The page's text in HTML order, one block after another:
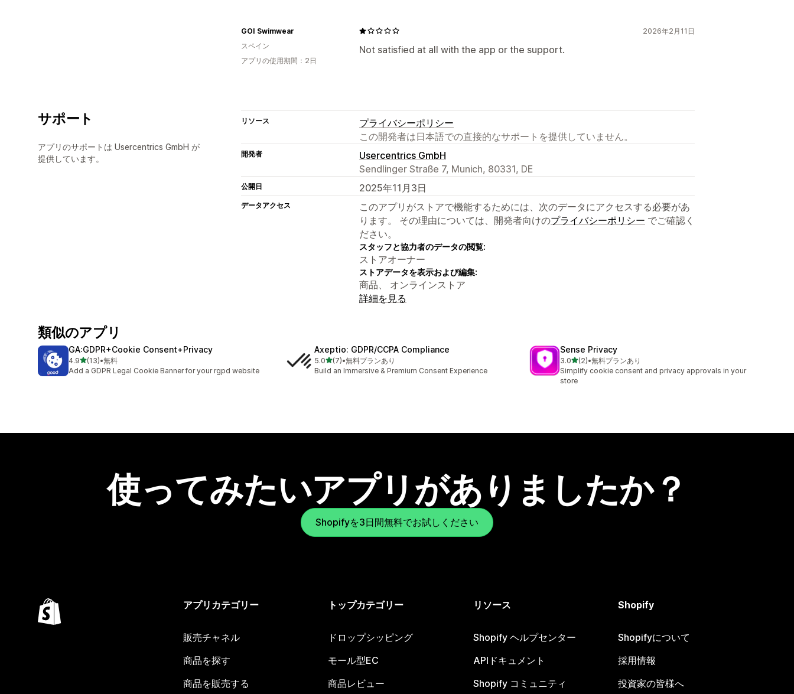
2026年2月11日
Not satisfied at all with the app or the support.
GOI Swimwear
スペイン
アプリの使用期間：2日
サポート
アプリのサポートは Usercentrics GmbH が
提供しています。
リソース
プライバシーポリシー
この開発者は日本語での直接的なサポートを提供していません。
開発者
Usercentrics GmbH
Sendlinger Straße 7, Munich, 80331, DE
公開日 2025年11月3日
データアクセス
このアプリがストアで機能するためには、次のデータにアクセスする必要があ
ります。 その理由については、開発者向けのプライバシーポリシー でご確認く
ださい。
スタッフと協力者のデータの閲覧:
ストアオーナー
ストアデータを表示および編集:
商品、 オンラインストア
詳細を見る
類似のアプリ
GA:GDPR+Cookie Consent+Privacy
4.95つ星中
(13)
合計レビュー数：13件
•無料
Add a GDPR Legal Cookie Banner for your rgpd website
Axeptio: GDPR/CCPA Compliance
5.05つ星中
(7)
合計レビュー数：7件
•無料プランあり
Build an Immersive & Premium Consent Experience
Sense Privacy
3.05つ星中
(2)
合計レビュー数：2件
•無料プランあり
Simplify cookie consent and privacy approvals in your
store
使ってみたいアプリがありましたか？
Shopifyを3日間無料でお試しください
アプリカテゴリー
販売チャネル
商品を探す
商品を販売する
トップカテゴリー
ドロップシッピング
モール型EC
商品レビュー
リソース
Shopify ヘルプセンター
APIドキュメント
Shopify コミュニティ
Shopify
Shopifyについて
採用情報
投資家の皆様へ